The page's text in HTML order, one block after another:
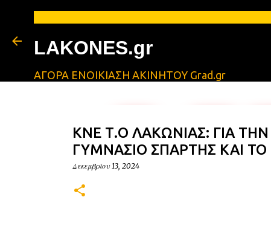
LAKONES.gr
ΑΓΟΡΑ ΕΝΟΙΚΙΑΣΗ ΑΚΙΝΗΤΟΥ Grad.gr
ΚΝΕ Τ.Ο ΛΑΚΩΝΙΑΣ: ΓΙΑ
ΓΥΜΝΑΣΙΟ ΣΠΑΡΤΗΣ ΚΑΙ
Δεκεμβρίου 13, 2024